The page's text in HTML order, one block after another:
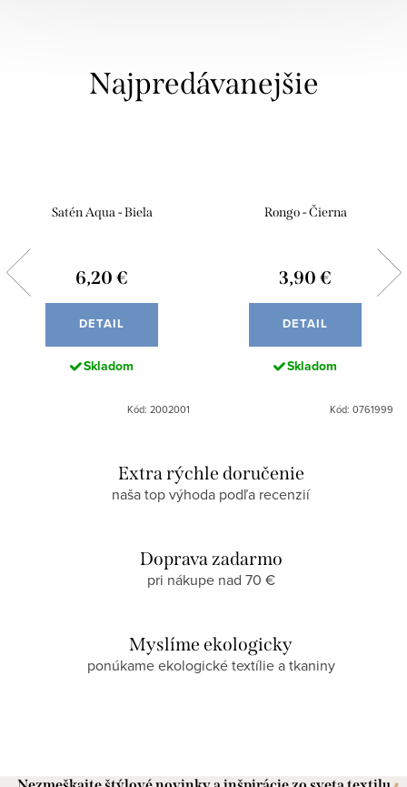
Najpredávanejšie
Satén Aqua - Biela
6,20 €
DETAIL
Skladom
Kód: 2002001
Rongo - Čierna
3,90 €
DETAIL
Skladom
Kód: 0761999
Extra rýchle doručenie
naša top výhoda podľa recenzií
Doprava zadarmo
pri nákupe nad 70 €
Myslíme ekologicky
ponúkame ekologické textílie a tkaniny